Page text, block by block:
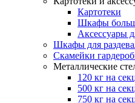
Картотеки
Шкафы
Аксессуары
Шкафы для
Скамейки
Металлические
120 кг на
500 кг на
750 кг на